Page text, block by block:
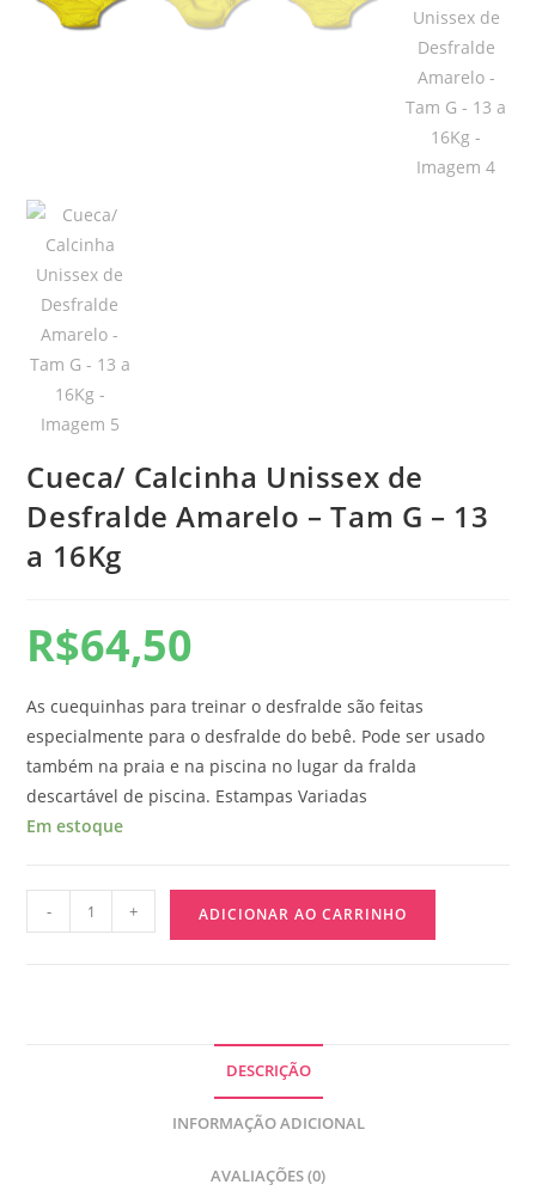
Cueca/ Calcinha Unissex de
Desfralde Amarelo – Tam G – 13
a 16Kg
R$64,50
As cuequinhas para treinar o desfralde são feitas
especialmente para o desfralde do bebê. Pode ser usado
também na praia e na piscina no lugar da fralda
descartável de piscina. Estampas Variadas
Em estoque
- + ADICIONAR AO CARRINHO
DESCRIÇÃO
INFORMAÇÃO ADICIONAL
AVALIAÇÕES (0)